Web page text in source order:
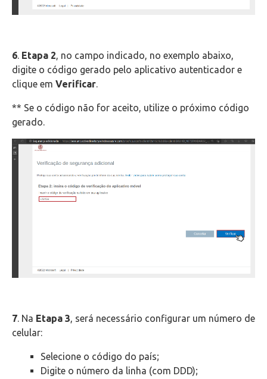
6. Etapa 2, no campo indicado, no exemplo abaixo,
digite o código gerado pelo aplicativo autenticador e
clique em Verificar.
** Se o código não for aceito, utilize o próximo código
gerado.
7. Na Etapa 3, será necessário configurar um número de
celular:
Selecione o código do país;
Digite o número da linha (com DDD);